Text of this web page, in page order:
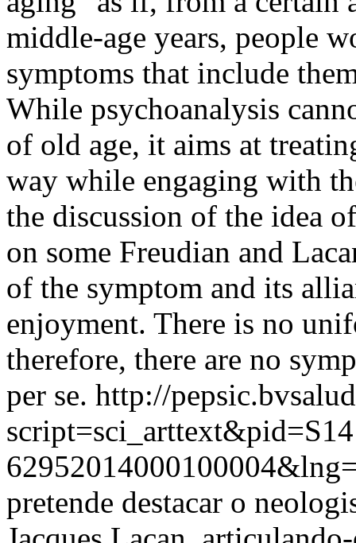
middle-age years, people
symptoms that include
While psychoanalysis
of old age, it aims at
way while engaging with
the discussion of the idea
on some Freudian and
of the symptom and its
enjoyment. There is no
therefore, there are no
per se. http://
pretende destacar o